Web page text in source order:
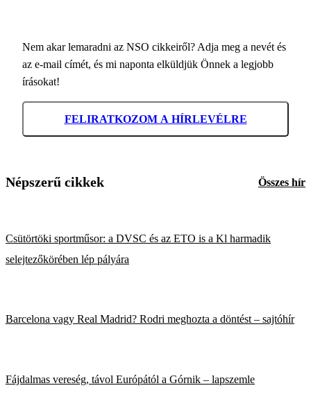
Nem akar lemaradni az NSO cikkeiről? Adja meg a nevét és
az e-mail címét, és mi naponta elküldjük Önnek a legjobb
írásokat!
FELIRATKOZOM A HÍRLEVÉLRE
Népszerű cikkek Összes hír
Csütörtöki sportműsor: a DVSC és az ETO is a Kl harmadik
selejtezőkörében lép pályára
Barcelona vagy Real Madrid? Rodri meghozta a döntést – sajtóhír
Fájdalmas vereség, távol Európától a Górnik – lapszemle